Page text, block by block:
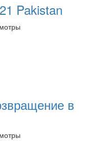
Pakistan
в